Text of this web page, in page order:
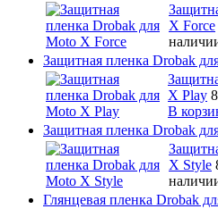
X Force
Защитная пленка Drobak
X Play
В
Защитная пленка Drobak
X Style
Глянцевая пленка Drobak